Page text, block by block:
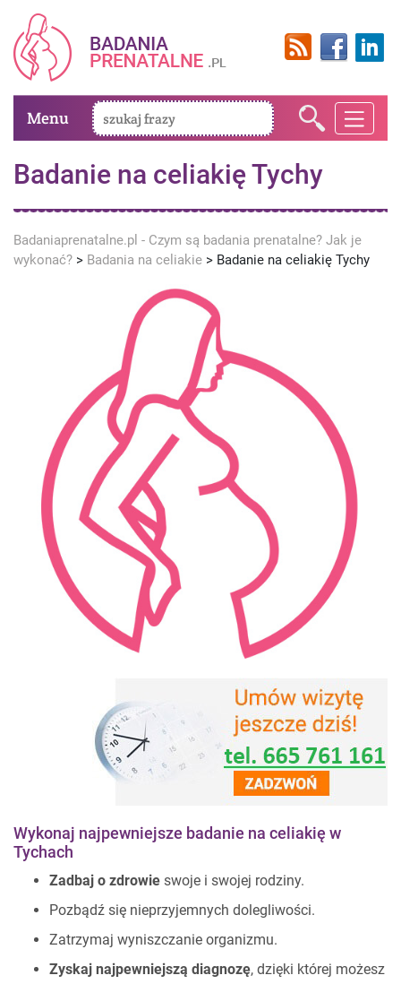
Menu
Badanie na celiakię Tychy
Badaniaprenatalne.pl - Czym są badania prenatalne? Jak je
wykonać? > Badania na celiakie > Badanie na celiakię Tychy
Wykonaj najpewniejsze badanie na celiakię w
Tychach
Zadbaj o zdrowie swoje i swojej rodziny.
Pozbądź się nieprzyjemnych dolegliwości.
Zatrzymaj wyniszczanie organizmu.
Zyskaj najpewniejszą diagnozę, dzięki której możesz